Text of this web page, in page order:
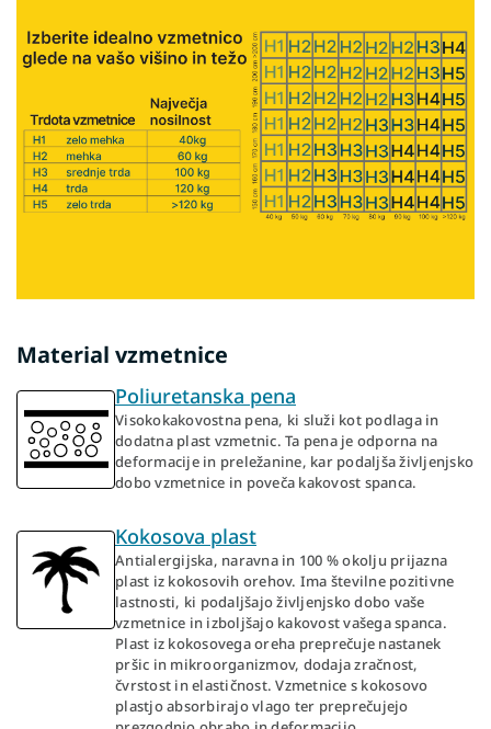
Material vzmetnice
Poliuretanska pena
Visokokakovostna pena, ki služi kot podlaga in
dodatna plast vzmetnic. Ta pena je odporna na
deformacije in preležanine, kar podaljša življenjsko
dobo vzmetnice in poveča kakovost spanca.
Kokosova plast
Antialergijska, naravna in 100 % okolju prijazna
plast iz kokosovih orehov. Ima številne pozitivne
lastnosti, ki podaljšajo življenjsko dobo vaše
vzmetnice in izboljšajo kakovost vašega spanca.
Plast iz kokosovega oreha preprečuje nastanek
pršic in mikroorganizmov, dodaja zračnost,
čvrstost in elastičnost. Vzmetnice s kokosovo
plastjo absorbirajo vlago ter preprečujejo